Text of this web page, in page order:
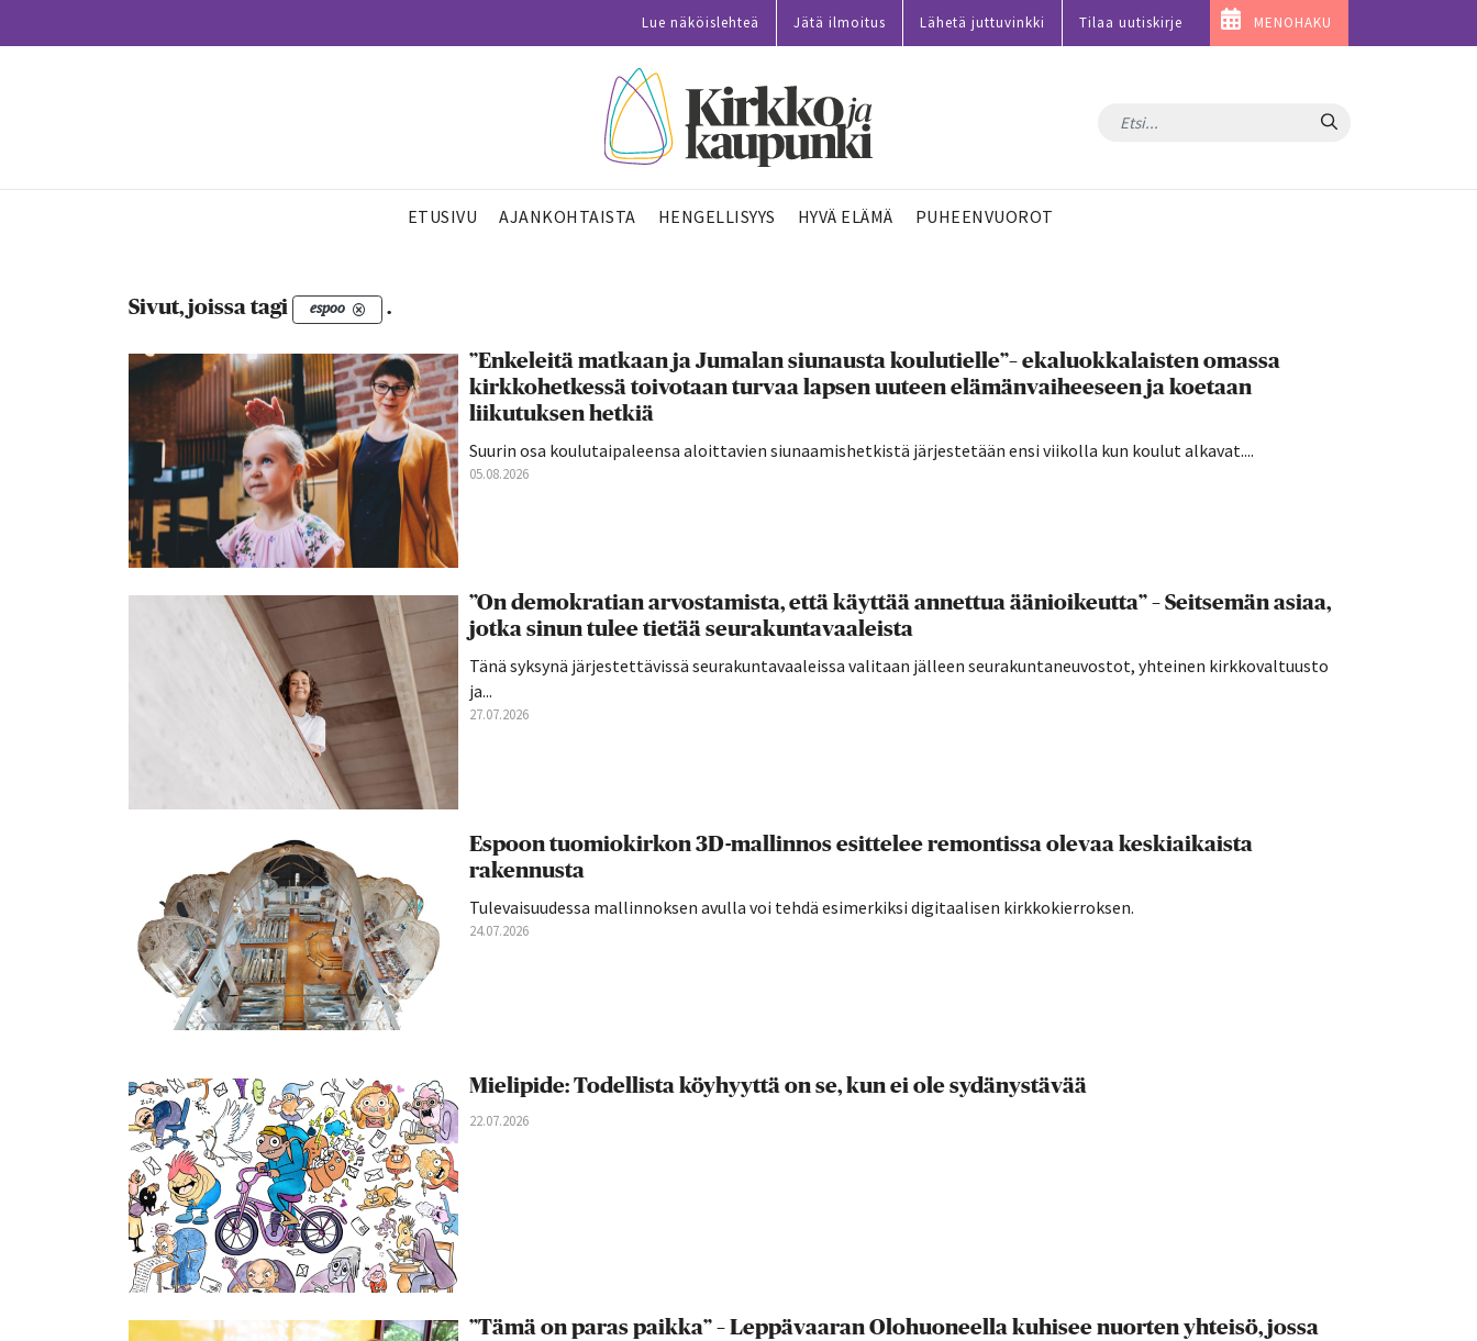
Lue näköislehteä Jätä ilmoitus Lähetä juttuvinkki Tilaa uutiskirje MENOHAKU
Hae
ETUSIVU AJANKOHTAISTA HENGELLISYYS HYVÄ ELÄMÄ PUHEENVUOROT
Sivut, joissa tagi espoo .
”Enkeleitä matkaan ja Jumalan siunausta koulutielle”– ekaluokkalaisten omassa
kirkkohetkessä toivotaan turvaa lapsen uuteen elämänvaiheeseen ja koetaan
liikutuksen hetkiä
Suurin osa koulutaipaleensa aloittavien siunaamishetkistä järjestetään ensi viikolla kun koulut alkavat....
05.08.2026
”On demokratian arvostamista, että käyttää annettua äänioikeutta” – Seitsemän asiaa,
jotka sinun tulee tietää seurakuntavaaleista
Tänä syksynä järjestettävissä seurakuntavaaleissa valitaan jälleen seurakuntaneuvostot, yhteinen kirkkovaltuusto
ja...
27.07.2026
Espoon tuomiokirkon 3D-mallinnos esittelee remontissa olevaa keskiaikaista
rakennusta
Tulevaisuudessa mallinnoksen avulla voi tehdä esimerkiksi digitaalisen kirkkokierroksen.
24.07.2026
Mielipide: Todellista köyhyyttä on se, kun ei ole sydänystävää
22.07.2026
”Tämä on paras paikka” – Leppävaaran Olohuoneella kuhisee nuorten yhteisö, jossa